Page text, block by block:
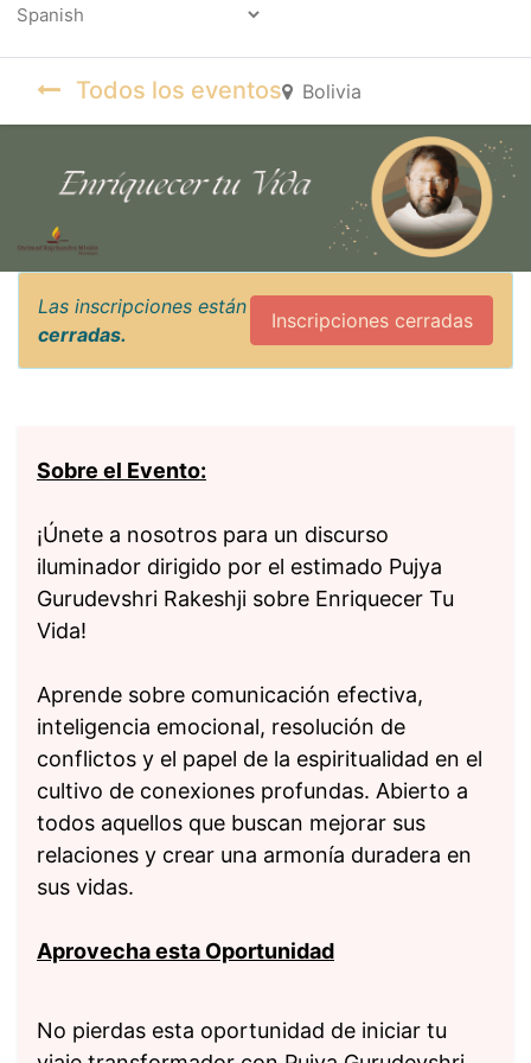
Todos los eventos Bolivia
Las inscripciones están
cerradas.
Inscripciones cerradas
Sobre el Evento:
¡Únete a nosotros para un discurso
iluminador dirigido por el estimado Pujya
Gurudevshri Rakeshji sobre Enriquecer Tu
Vida!
Aprende sobre comunicación efectiva,
inteligencia emocional, resolución de
conflictos y el papel de la espiritualidad en el
cultivo de conexiones profundas. Abierto a
todos aquellos que buscan mejorar sus
relaciones y crear una armonía duradera en
sus vidas.
Aprovecha esta Oportunidad
No pierdas esta oportunidad de iniciar tu